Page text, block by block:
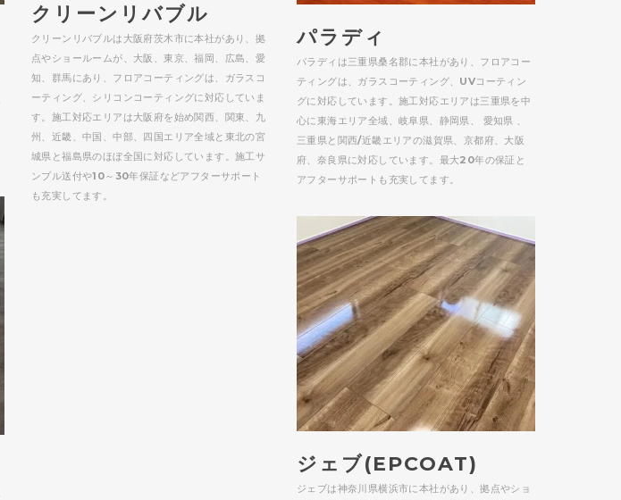
クリーンリバブル
クリーンリバブルは大阪府茨木市に本社があり、拠
点やショールームが、大阪、東京、福岡、広島、愛
知、群馬にあり、フロアコーティングは、ガラスコ
ーティング、シリコンコーティングに対応していま
す。施工対応エリアは大阪府を始め関西、関東、九
州、近畿、中国、中部、四国エリア全域と東北の宮
城県と福島県のほぼ全国に対応しています。施工サ
ンプル送付や10～30年保証などアフターサポート
も充実してます。
パラディ
パラディは三重県桑名郡に本社があり、フロアコー
ティングは、ガラスコーティング、UVコーティン
グに対応しています。施工対応エリアは三重県を中
心に東海エリア全域、岐阜県、静岡県、 愛知県 、
三重県と関西/近畿エリアの滋賀県、京都府、大阪
府、奈良県に対応しています。最大20年の保証と
アフターサポートも充実してます。
ジェブ(EPCOAT)
ジェブは神奈川県横浜市に本社があり、拠点やショ